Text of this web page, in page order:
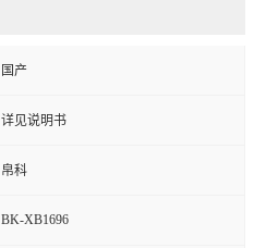
国产
详见说明书
帛科
BK-XB1696